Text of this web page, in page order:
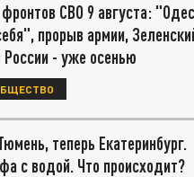
СВО 9 августа:
прорыв армии,
- уже осенью
теперь Екатеринбург.
с водой. Что происходит?